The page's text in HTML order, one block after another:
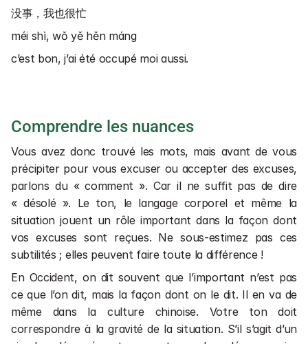
没事，我也很忙
méi shì, wǒ yě hěn máng
c’est bon, j’ai été occupé moi aussi.
Comprendre les nuances
Vous avez donc trouvé les mots, mais avant de vous
précipiter pour vous excuser ou accepter des excuses,
parlons du « comment ». Car il ne suffit pas de dire
« désolé ». Le ton, le langage corporel et même la
situation jouent un rôle important dans la façon dont
vos excuses sont reçues. Ne sous-estimez pas ces
subtilités ; elles peuvent faire toute la différence !
En Occident, on dit souvent que l’important n’est pas
ce que l’on dit, mais la façon dont on le dit. Il en va de
même dans la culture chinoise. Votre ton doit
correspondre à la gravité de la situation. S’il s’agit d’un